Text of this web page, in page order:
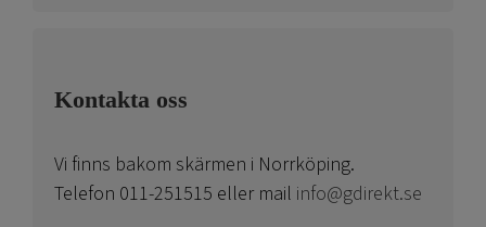
Kontakta oss
Vi finns bakom skärmen i Norrköping.
Telefon 011-251515 eller mail info@gdirekt.se